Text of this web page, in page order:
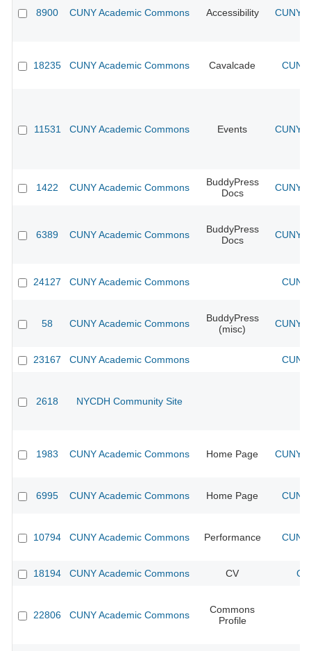
8900 CUNY Academic Commons Accessibility CUNY
18235 CUNY Academic Commons Cavalcade
11531 CUNY Academic Commons Events CUNY
1422 CUNY Academic Commons
BuddyPress
Docs
CUNY
6389 CUNY Academic Commons
BuddyPress
Docs
CUNY
24127 CUNY Academic Commons
58 CUNY Academic Commons
BuddyPress
(misc)
CUNY
23167 CUNY Academic Commons
2618 NYCDH Community Site
1983 CUNY Academic Commons Home Page CUNY
6995 CUNY Academic Commons Home Page
10794 CUNY Academic Commons Performance
18194 CUNY Academic Commons CV
22806 CUNY Academic Commons
Commons
Profile